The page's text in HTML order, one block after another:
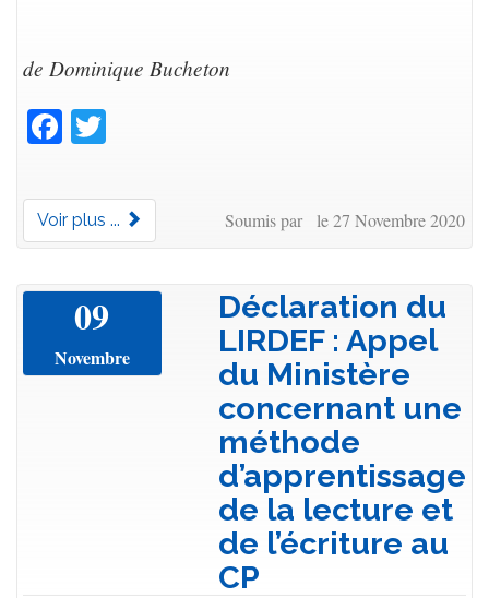
de Dominique Bucheton
Facebook
Voir plus ... Soumis par le 27 Novembre 2020
09
Novembre
Déclaration du
LIRDEF : Appel
du Ministère
concernant une
méthode
d’apprentissage
de la lecture et
de l’écriture au
CP